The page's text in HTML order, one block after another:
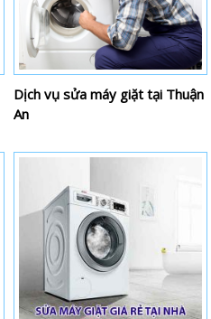
Dịch vụ sửa máy giặt tại Thuận
An